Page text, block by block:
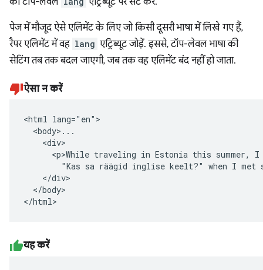
पेज में मौजूद ऐसे एलिमेंट के लिए जो किसी दूसरी भाषा में लिखे गए हैं,
रैपर एलिमेंट में वह lang एट्रिब्यूट जोड़ें. इससे, टॉप-लेवल भाषा की
सेटिंग तब तक बदल जाएगी, जब तक वह एलिमेंट बंद नहीं हो जाता.
ऐसा न करें
<html lang="en">
  <body>...
    <div>
<p>While traveling in Estonia this summer, I
"Kas sa räägid inglise keelt?" when I met
    </div>
  </body>
</html>
यह करें